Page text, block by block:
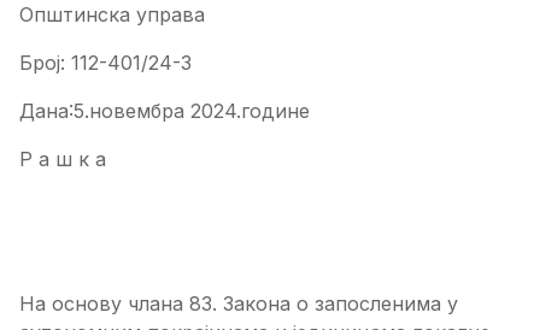
Општинска управа
Број: 112-401/24-3
Дана:5.новембра 2024.године
Р а ш к а
На основу члана 83. Закона о запосленима у